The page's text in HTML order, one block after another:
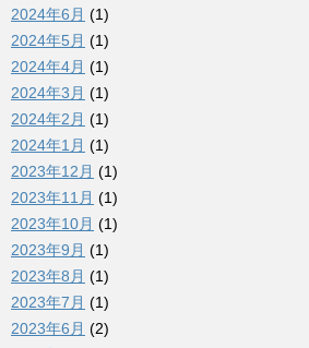
2024年6月 (1)
2024年5月 (1)
2024年4月 (1)
2024年3月 (1)
2024年2月 (1)
2024年1月 (1)
2023年12月 (1)
2023年11月 (1)
2023年10月 (1)
2023年9月 (1)
2023年8月 (1)
2023年7月 (1)
2023年6月 (2)